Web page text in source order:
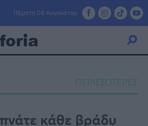
Πέμπτη 06 Αυγούστου
ΠΕΡΙΣΣΟΤΕΡΕΣ
κάθε βράδυ